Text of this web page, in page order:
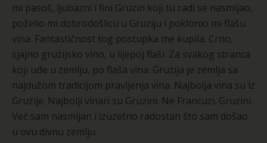
mi pasoš, ljubazni i fini Gruzin koji tu radi se nasmijao,
poželio mi dobrodošlicu u Gruziju i poklonio mi flašu
vina. Fantastičnost tog postupka me kupila. Crno,
sjajno gruzijsko vino, u lijepoj flaši. Za svakog stranca
koji uđe u zemlju, po flaša vina. Gruzija je zemlja sa
najdužom tradicijom pravljenja vina. Najbolja vina su iz
Gruzije. Najbolji vinari su Gruzini. Ne Francuzi. Gruzini.
Već sam nasmijan i izuzetno radostan što sam došao
u ovu divnu zemlju.